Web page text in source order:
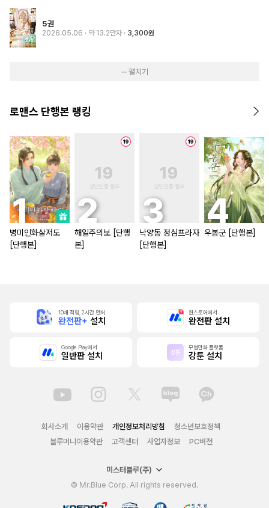
5권
2026.05.06 · 약 13.2만자 3,300원
··· 펼치기
로맨스 단행본 랭킹
병미인화살저도
[단행본]
해일주의보 [단행
본]
낙양동 정심프라자
[단행본]
우봉군 [단행본]
10배 적립, 2시간 먼저
완전판+ 설치
원스토어에서
완전판 설치
Google Play에서
일반판 설치
무협만화 플랫폼
강툰 설치
회사소개 이용약관 개인정보처리방침
청소년보호정책
블루머니이용약관
고객센터 사업자정보 PC버전
미스터블루(주)
© Mr.Blue Corp. All rights reserved.